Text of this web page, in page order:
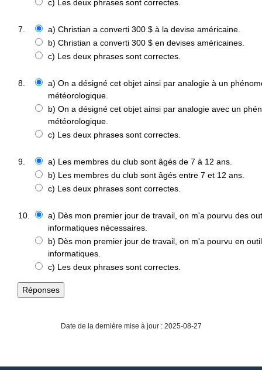
c) Les deux phrases sont correctes.
7.
a) Christian a converti 300 $ à la devise américaine.
b) Christian a converti 300 $ en devises américaines.
c) Les deux phrases sont correctes.
8.
a) On a désigné cet objet ainsi par analogie à un
météorologique.
b) On a désigné cet objet ainsi par analogie avec un
météorologique.
c) Les deux phrases sont correctes.
9.
a) Les membres du club sont âgés de 7 à 12 ans.
b) Les membres du club sont âgés entre 7 et 12 ans.
c) Les deux phrases sont correctes.
10.
a) Dès mon premier jour de travail, on m'a pourvu des
informatiques nécessaires.
b) Dès mon premier jour de travail, on m'a pourvu en
informatiques.
c) Les deux phrases sont correctes.
Date de la dernière mise à jour : 2025-08-27